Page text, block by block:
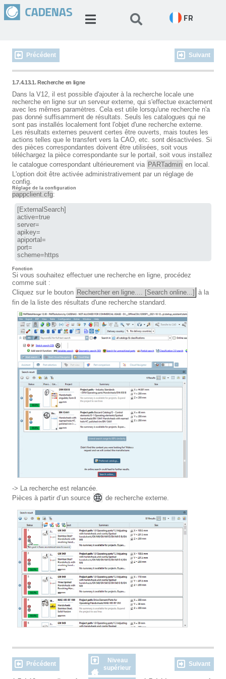
FR
Précédent Suivant
1.7.4.13.1. Recherche en ligne
Dans la V12, il est possible d'ajouter à la recherche locale une
recherche en ligne sur un serveur externe, qui s'effectue exactement
avec les mêmes paramètres. Cela est utile lorsqu'une recherche n'a
pas donné suffisamment de résultats. Seuls les catalogues qui ne
sont pas installés localement font l'objet d'une recherche externe.
Les résultats externes peuvent certes être ouverts, mais toutes les
actions telles que le transfert vers la CAO, etc. sont désactivées. Si
des pièces correspondantes doivent être utilisées, soit vous
téléchargez la pièce correspondante sur le portail, soit vous installez
le catalogue correspondant ultérieurement via PARTadmin en local.
L'option doit être activée administrativement par un réglage de
config.
Réglage de la configuration
pappclient.cfg:
[ExternalSearch]
active=true
server=
apikey=
apiportal=
port=
scheme=https
Fonction
Si vous souhaitez effectuer une recherche en ligne, procédez
comme suit :
Cliquez sur le bouton Rechercher en ligne.... [Search online...] à la
fin de la liste des résultats d'une recherche standard.
-> La recherche est relancée.
Pièces à partir d’un source
de recherche externe.
Précédent
Niveau
supérieur
Suivant